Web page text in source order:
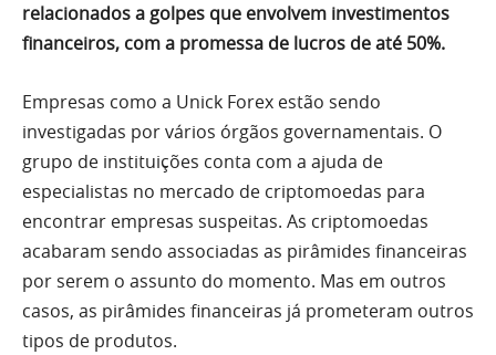
relacionados a golpes que envolvem investimentos
financeiros, com a promessa de lucros de até 50%.
Empresas como a Unick Forex estão sendo
investigadas por vários órgãos governamentais. O
grupo de instituições conta com a ajuda de
especialistas no mercado de criptomoedas para
encontrar empresas suspeitas. As criptomoedas
acabaram sendo associadas as pirâmides financeiras
por serem o assunto do momento. Mas em outros
casos, as pirâmides financeiras já prometeram outros
tipos de produtos.